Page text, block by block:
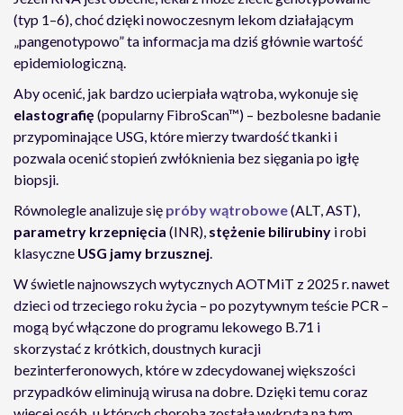
(typ 1–6), choć dzięki nowoczesnym lekom działającym
„pangenotypowo” ta informacja ma dziś głównie wartość
epidemiologiczną.
Aby ocenić, jak bardzo ucierpiała wątroba, wykonuje się
elastografię (popularny FibroScan™) – bezbolesne badanie
przypominające USG, które mierzy twardość tkanki i
pozwala ocenić stopień zwłóknienia bez sięgania po igłę
biopsji.
Równolegle analizuje się próby wątrobowe(ALT, AST),
parametry krzepnięcia (INR), stężenie bilirubiny i robi
klasyczne USG jamy brzusznej.
W świetle najnowszych wytycznych AOTMiT z 2025 r. nawet
dzieci od trzeciego roku życia – po pozytywnym teście PCR –
mogą być włączone do programu lekowego B.71 i
skorzystać z krótkich, doustnych kuracji
bezinterferonowych, które w zdecydowanej większości
przypadków eliminują wirusa na dobre. Dzięki temu coraz